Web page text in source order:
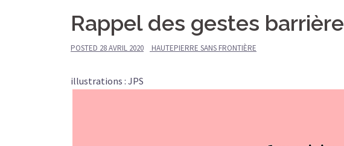
Rappel des gestes barrière
POSTED 28 AVRIL 2020 HAUTEPIERRE SANS FRONTIÈRE
illustrations : JPS